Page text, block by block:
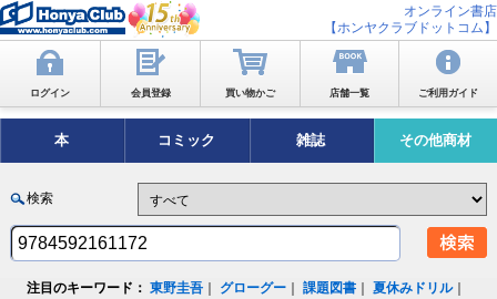
オンライン書店
【ホンヤクラブドットコム】
ログイン 会員登録 買い物かご 店舗一覧 ご利用ガイド
本 コミック 雑誌 その他商材
検索
注目のキーワード： 東野圭吾 グローグー ｜課題図書 ｜夏休みドリル｜